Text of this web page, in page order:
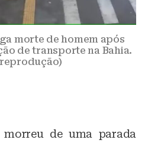
morte de homem após
de transporte na Bahia.
de uma parada